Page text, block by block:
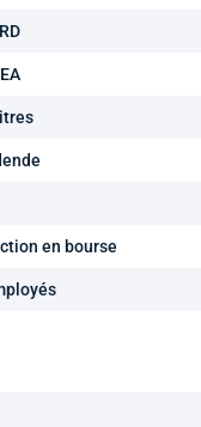
en bourse